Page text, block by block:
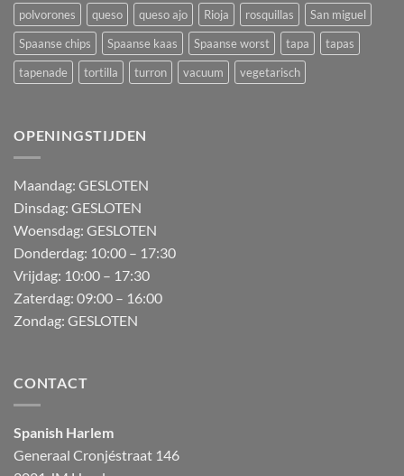
polvorones
queso queso ajo Rioja rosquillas
San miguel
Spaanse chips
Spaanse kaas Spaanse worst tapa
tapas
tapenade
tortilla turron vacuum vegetarisch
OPENINGSTIJDEN
Maandag: GESLOTEN
Dinsdag: GESLOTEN
Woensdag: GESLOTEN
Donderdag: 10:00 – 17:30
Vrijdag: 10:00 – 17:30
Zaterdag: 09:00 – 16:00
Zondag: GESLOTEN
CONTACT
Spanish Harlem
Generaal Cronjéstraat 146